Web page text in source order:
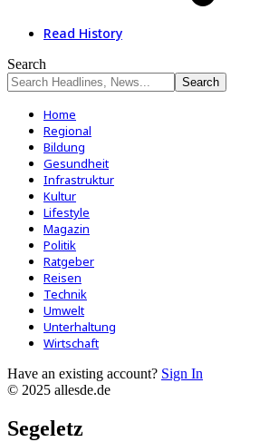
Read History
Search
Home
Regional
Bildung
Gesundheit
Infrastruktur
Kultur
Lifestyle
Magazin
Politik
Ratgeber
Reisen
Technik
Umwelt
Unterhaltung
Wirtschaft
Have an existing account? Sign In
© 2025 allesde.de
Segeletz